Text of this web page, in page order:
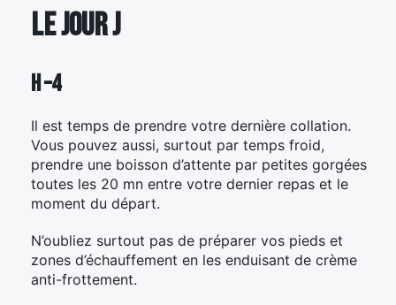
Le jour J
H –4
Il est temps de prendre votre dernière collation.
Vous pouvez aussi, surtout par temps froid,
prendre une boisson d’attente par petites gorgées
toutes les 20 mn entre votre dernier repas et le
moment du départ.
N’oubliez surtout pas de préparer vos pieds et
zones d’échauffement en les enduisant de crème
anti-frottement.